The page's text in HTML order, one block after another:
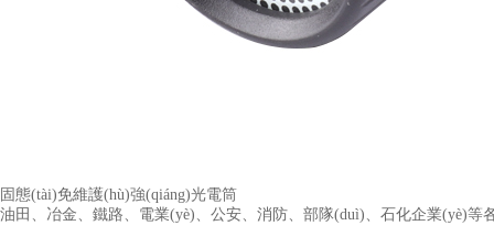
固態(tài)免維護(hù)強(qiáng)光電筒
油田、冶金、鐵路、電業(yè)、公安、消防、部隊(duì)、石化企業(yè)等